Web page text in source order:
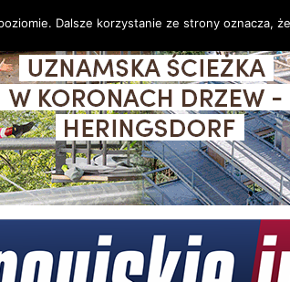
Dalsze korzystanie ze strony oznacza,